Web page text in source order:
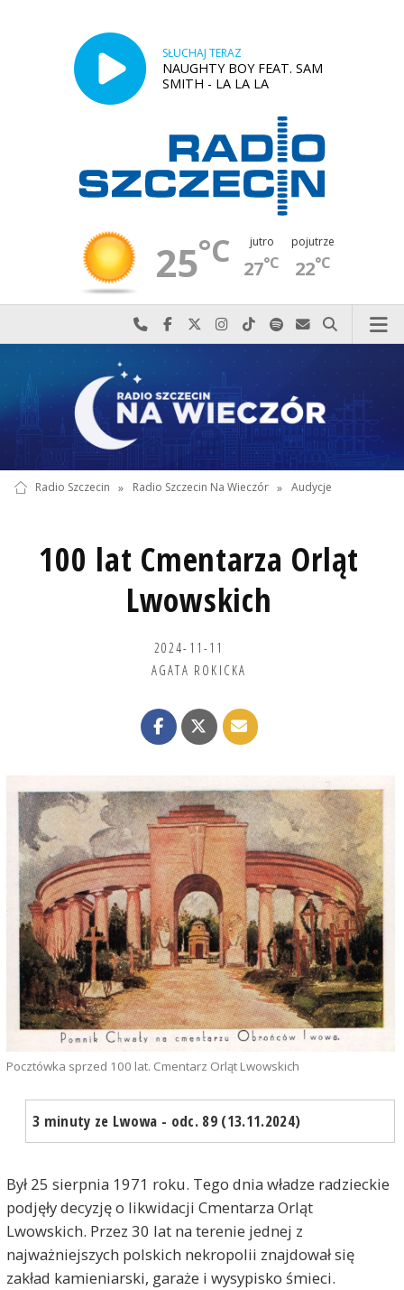
SŁUCHAJ TERAZ
NAUGHTY BOY FEAT. SAM
SMITH - LA LA LA
25°C jutro
27°C
pojutrze
22°C
Najlepiej po prostu do nas zadzwoń
Odwiedź nas na Facebook-u
Odwiedź nas na X
Odwiedź nas na Instagram-ie
Odwiedź nas na TikTok-u
Szukaj nas na Spotify
Wyślij do nas
Szukaj
Radio Szczecin » Radio Szczecin Na Wieczór » Audycje
100 lat Cmentarza Orląt
Lwowskich
2024-11-11
AGATA ROKICKA
Pocztówka sprzed 100 lat. Cmentarz Orląt Lwowskich
3 minuty ze Lwowa - odc. 89 (13.11.2024)
Był 25 sierpnia 1971 roku. Tego dnia władze radzieckie
podjęły decyzję o likwidacji Cmentarza Orląt
Lwowskich. Przez 30 lat na terenie jednej z
najważniejszych polskich nekropolii znajdował się
zakład kamieniarski, garaże i wysypisko śmieci.